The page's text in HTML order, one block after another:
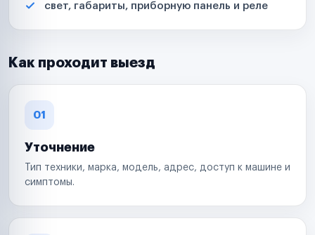
свет, габариты, приборную панель и реле
Как проходит выезд
01
Уточнение
Тип техники, марка, модель, адрес, доступ к машине и
симптомы.